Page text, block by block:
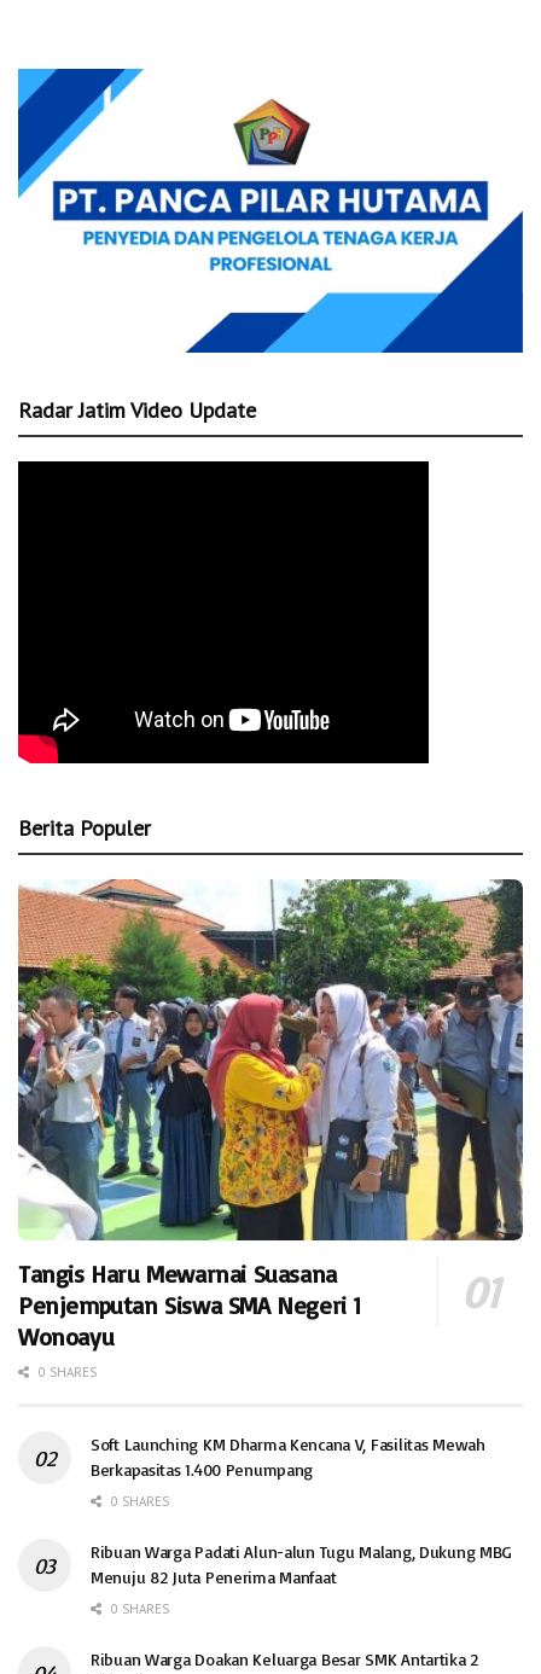
Radar Jatim Video Update
Berita Populer
Tangis Haru Mewarnai Suasana
Penjemputan Siswa SMA Negeri 1
Wonoayu
0 SHARES
Soft Launching KM Dharma Kencana V, Fasilitas Mewah
Berkapasitas 1.400 Penumpang
0 SHARES
Ribuan Warga Padati Alun-alun Tugu Malang, Dukung MBG
Menuju 82 Juta Penerima Manfaat
0 SHARES
Ribuan Warga Doakan Keluarga Besar SMK Antartika 2